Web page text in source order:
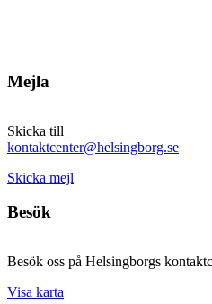
Mejla
Skicka till
kontaktcenter@helsingborg.se
Skicka mejl
Besök
Besök oss på Helsingborgs
Visa karta